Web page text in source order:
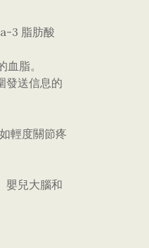
3 脂肪酸
脂。
發送信息的
輕度關節疼
嬰兒大腦和